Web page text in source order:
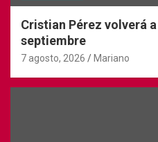
Cristian Pérez volverá
septiembre
7 agosto, 2026 Mariano